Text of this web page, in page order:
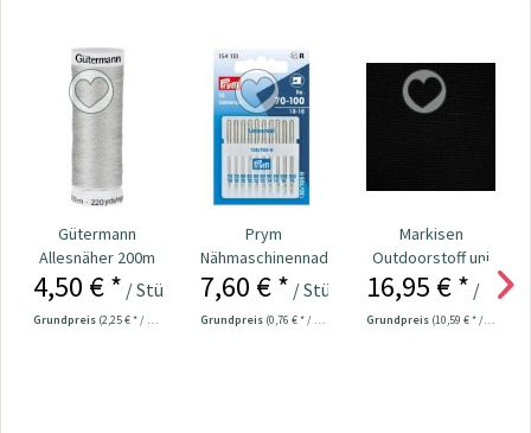
Gütermann
Allesnäher 200m
Fb. 038 - hellgrau
4,50 € * / Stück
Grundpreis (2,25 € * / 100 Meter)
Prym
Nähmaschinennadeln
130/705
Universal...
7,60 € * / Stück
Grundpreis (0,76 € * / 1 Stück)
Markisen
Outdoorstoff uni
schwarz
16,95 € * /
Grundpreis (10,59 € * / 1 m²)